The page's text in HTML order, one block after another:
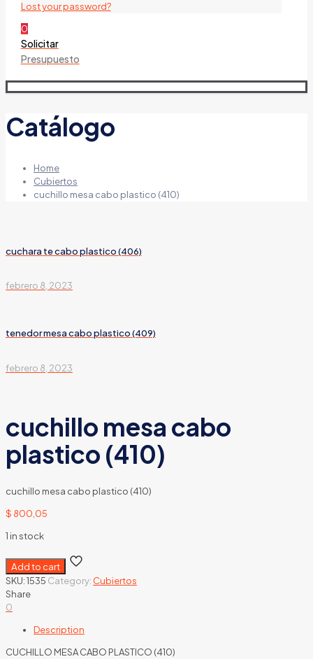
Lost your password?
0
Solicitar
Presupuesto
Catálogo
Home
Cubiertos
cuchillo mesa cabo plastico (410)
cuchara te cabo plastico (406)
febrero 8, 2023
tenedor mesa cabo plastico (409)
febrero 8, 2023
cuchillo mesa cabo
plastico (410)
cuchillo mesa cabo plastico (410)
$ 800,05
1 in stock
Add to cart
SKU:1535 Category: Cubiertos
Share
0
Description
CUCHILLO MESA CABO PLASTICO (410)